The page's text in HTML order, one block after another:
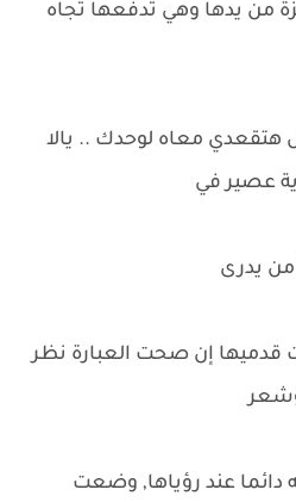
من يدها وهي تدفعها تجاه
هتقعدي معاه لوحدك .. يالا
عصير في
من يدرى
إن صحت العبارة نظر
دائما عند رؤياها, وضعت